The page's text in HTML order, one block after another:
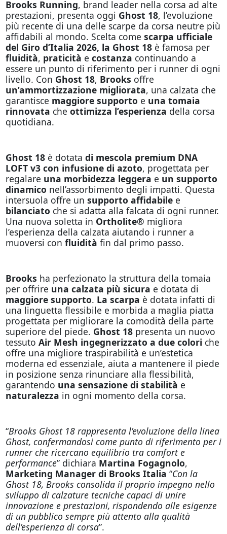
Brooks Running, brand leader nella corsa ad alte
prestazioni, presenta oggi Ghost 18, l’evoluzione
più recente di una delle scarpe da corsa neutre più
affidabili al mondo. Scelta come scarpa ufficiale
del Giro d’Italia 2026, la Ghost 18 è famosa per
fluidità, praticità e costanza continuando a
essere un punto di riferimento per i runner di ogni
livello. Con Ghost 18, Brooks offre
un’ammortizzazione migliorata, una calzata che
garantisce maggiore supporto e una tomaia
rinnovata che ottimizza l’esperienza della corsa
quotidiana.
Ghost 18è dotata di mescola premium DNA
LOFT v3 con infusione di azoto, progettata per
regalare una morbidezza leggera e un supporto
dinamico nell’assorbimento degli impatti. Questa
intersuola offre un supporto affidabilee
bilanciato che si adatta alla falcata di ogni runner.
Una nuova soletta in Ortholite® migliora
l’esperienza della calzata aiutando i runner a
muoversi con fluidità fin dal primo passo.
Brooks ha perfezionato la struttura della tomaia
per offrire una calzata più sicura e dotata di
maggiore supporto. La scarpa è dotata infatti di
una linguetta flessibile e morbida a maglia piatta
progettata per migliorare la comodità della parte
superiore del piede. Ghost 18 presenta un nuovo
tessuto Air Mesh ingegnerizzato a due colori che
offre una migliore traspirabilità e un’estetica
moderna ed essenziale, aiuta a mantenere il piede
in posizione senza rinunciare alla flessibilità,
garantendo una sensazione di stabilità e
naturalezza in ogni momento della corsa.
“Brooks Ghost 18 rappresenta l’evoluzione della linea
Ghost, confermandosi come punto di riferimento per i
runner che ricercano equilibrio tra comfort e
performance” dichiara Martina Fogagnolo,
Marketing Manager di Brooks Italia “Con la
Ghost 18, Brooks consolida il proprio impegno nello
sviluppo di calzature tecniche capaci di unire
innovazione e prestazioni, rispondendo alle esigenze
di un pubblico sempre più attento alla qualità
dell’esperienza di corsa”.